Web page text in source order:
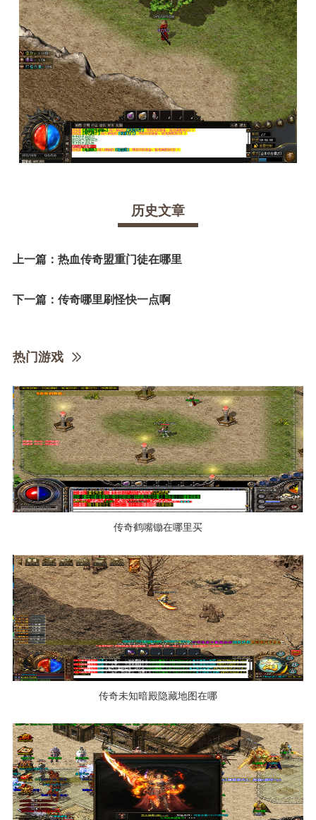
历史文章
上一篇： 热血传奇盟重门徒在哪里
下一篇： 传奇哪里刷怪快一点啊
热门游戏
传奇鹤嘴锄在哪里买
传奇未知暗殿隐藏地图在哪